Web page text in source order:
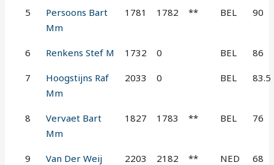
5
Persoons Bart
Mm
1781 1782 ** BEL 90
6 Renkens Stef M 1732 0 BEL 86
7
Hoogstijns Raf
Mm
2033 0 BEL 83.5
8
Vervaet Bart
Mm
1827 1783 ** BEL 76
9
Van Der Weij
2203 2182 ** NED 68